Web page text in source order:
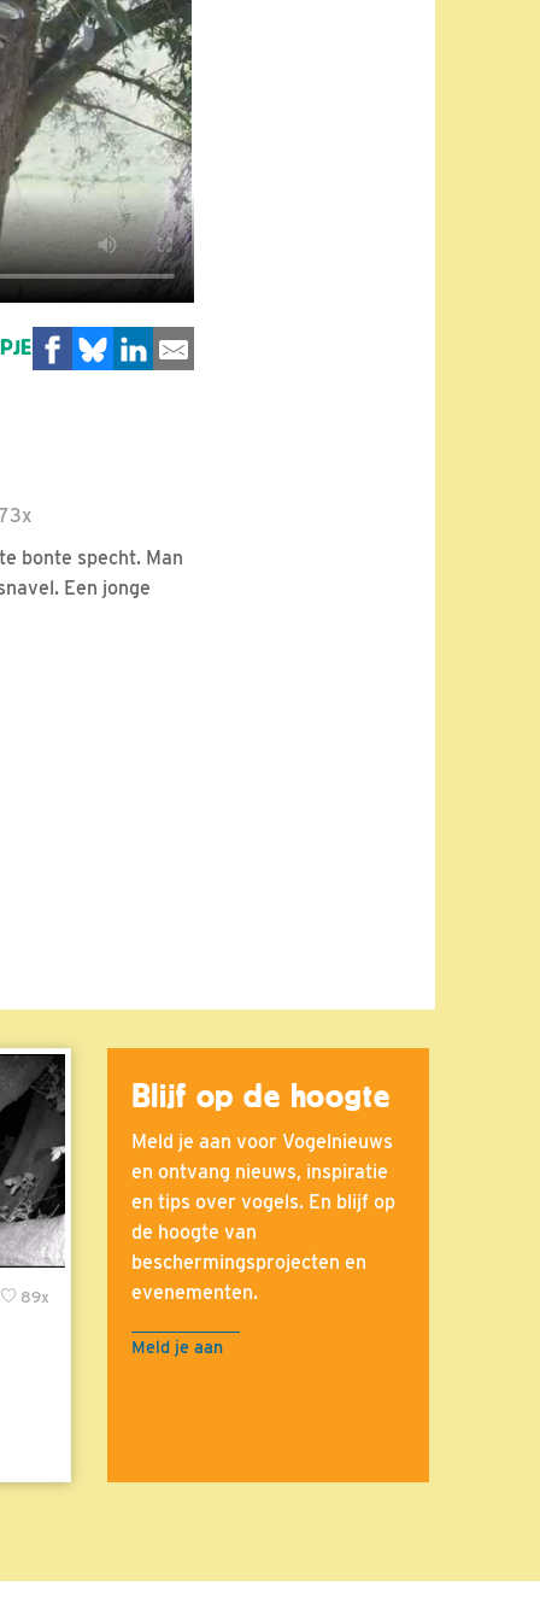
bonte specht. Man
Een jonge
89x
Blijf op de hoogte
Meld je aan voor Vogelnieuws
en ontvang nieuws, inspiratie
en tips over vogels. En blijf op
de hoogte van
beschermingsprojecten en
evenementen.
Meld je aan